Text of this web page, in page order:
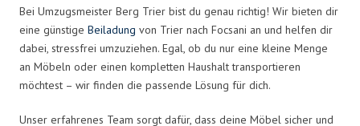
Bei Umzugsmeister Berg Trier bist du genau richtig! Wir bieten dir
eine günstige Beiladung von Trier nach Focsani an und helfen dir
dabei, stressfrei umzuziehen. Egal, ob du nur eine kleine Menge
an Möbeln oder einen kompletten Haushalt transportieren
möchtest – wir finden die passende Lösung für dich.
Unser erfahrenes Team sorgt dafür, dass deine Möbel sicher und